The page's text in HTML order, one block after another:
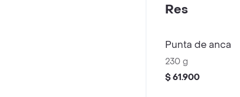
Res
Punta de anca
230 g
$ 61.900